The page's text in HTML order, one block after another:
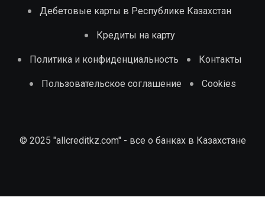
Дебетовые карты в Республике Казахстан
Кредиты на карту
Политика и конфиденциальность Контакты
Пользовательское соглашение Cookies
© 2025 "allcreditkz.com" - все о банках в Казахстане